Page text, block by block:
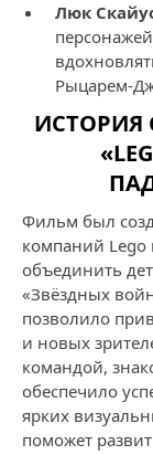
Люк
Рыцарем-
ИСТОРИЯ
Фильм был
компаний Lego
объединить
«Звёздных
позволило
и новых
командой,
обеспечило
ярких
поможет